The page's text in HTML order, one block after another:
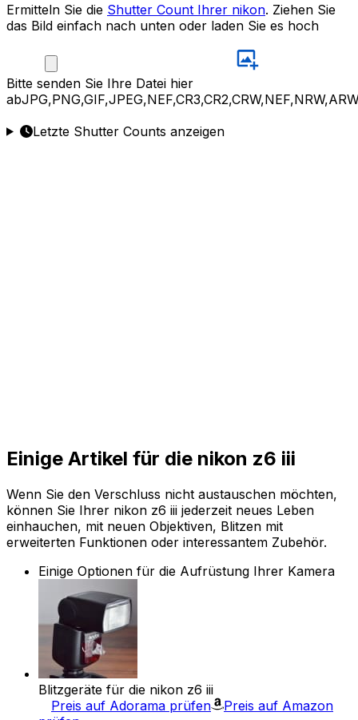
Ermitteln Sie die Shutter Count Ihrer nikon. Ziehen Sie
das Bild einfach nach unten oder laden Sie es hoch
Bitte senden Sie Ihre Datei hier
ab
Letzte Shutter Counts anzeigen
Einige Artikel für die nikon z6 iii
Wenn Sie den Verschluss nicht austauschen möchten,
können Sie Ihrer nikon z6 iii jederzeit neues Leben
einhauchen, mit neuen Objektiven, Blitzen mit
erweiterten Funktionen oder interessantem Zubehör.
Einige Optionen für die Aufrüstung Ihrer Kamera
Blitzgeräte für die nikon z6 iii
Preis auf Adorama prüfen
Preis auf Amazon